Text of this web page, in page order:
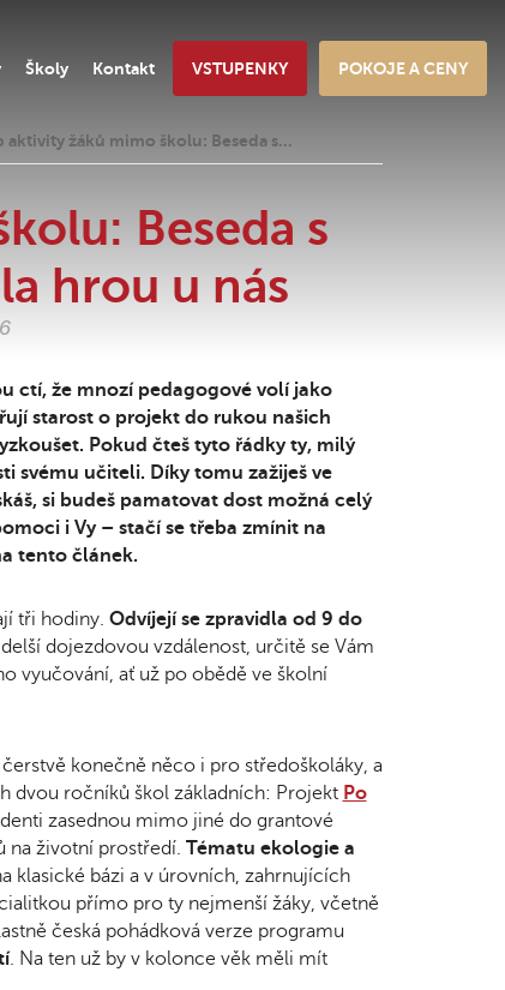
VSTUPENKY POKOJE A CENY
Školy Kontakt
aktivity žáků mimo školu: Beseda s…
Beseda s
hrou u nás
ctí, že mnozí pedagogové volí jako
starost o projekt do rukou našich
Pokud čteš tyto řádky ty, milý
svému učiteli. Díky tomu zažiješ ve
si budeš pamatovat dost možná celý
i Vy – stačí se třeba zmínit na
tento článek.
tři hodiny. Odvíjejí se zpravidla od 9 do
dojezdovou vzdálenost, určitě se Vám
vyučování, ať už po obědě ve školní
konečně něco i pro středoškoláky, a
dvou ročníků škol základních: Projekt Po
zasednou mimo jiné do grantové
na životní prostředí. Tématu ekologie a
klasické bázi a v úrovních, zahrnujících
přímo pro ty nejmenší žáky, včetně
česká pohádková verze programu
. Na ten už by v kolonce věk měli mít